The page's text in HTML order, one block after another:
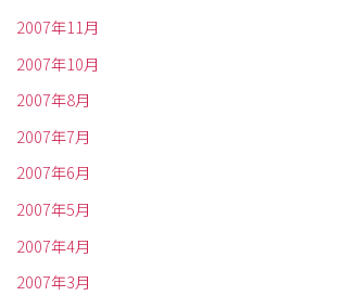
2007年11月
2007年10月
2007年8月
2007年7月
2007年6月
2007年5月
2007年4月
2007年3月